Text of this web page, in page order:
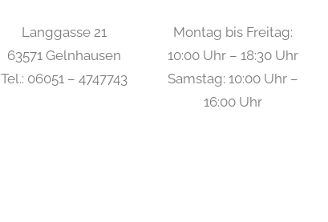
Langgasse 21
63571 Gelnhausen
Tel.: 06051 – 4747743
Montag bis Freitag:
10:00 Uhr – 18:30 Uhr
Samstag: 10:00 Uhr –
16:00 Uhr